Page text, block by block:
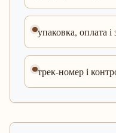
упаковка, оплата і
трек-номер і